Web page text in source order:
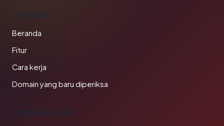
PRODUK
Beranda
Fitur
Cara kerja
Domain yang baru diperiksa
PERUSAHAAN